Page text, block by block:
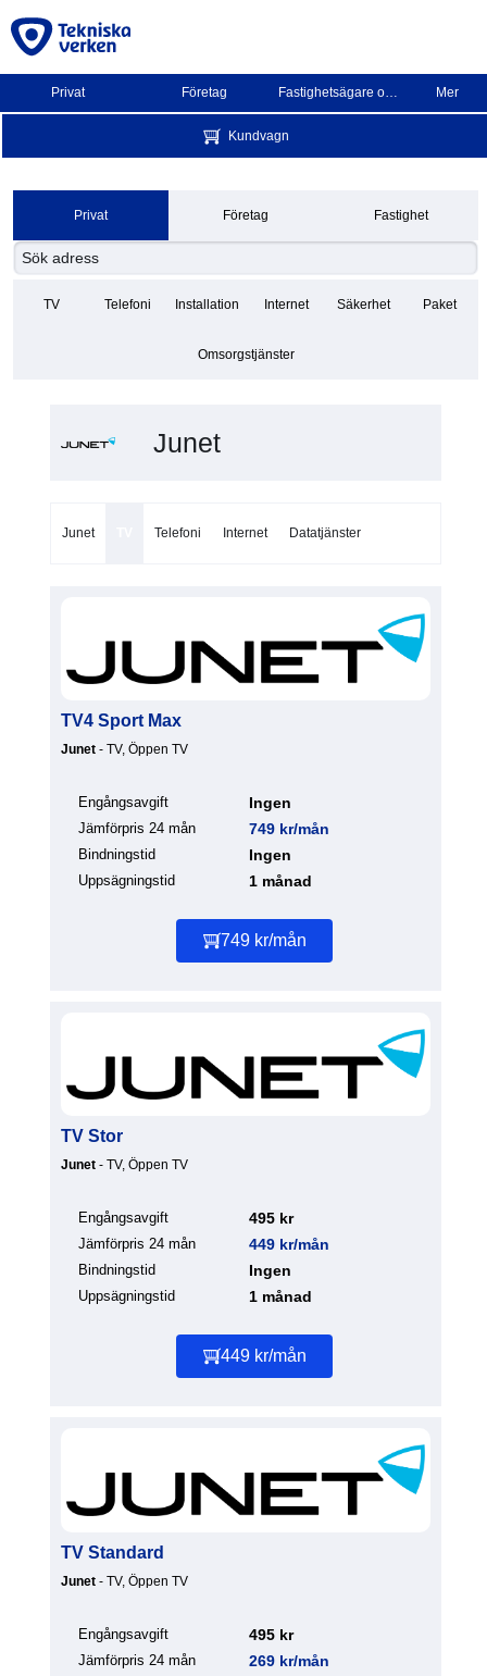
Privat Företag Fastighetsägare och BRF Mer
Kundvagn
Privat Företag Fastighet
TV Telefoni Installation Internet Säkerhet Paket
Omsorgstjänster
Junet
Junet Telefoni Internet Datatjänster
TV4 Sport Max
Junet - TV, Öppen TV
Engångsavgift Ingen
Jämförpris 24 mån 749 kr/mån
Bindningstid Ingen
Uppsägningstid 1 månad
749 kr/mån
TV Stor
Junet - TV, Öppen TV
Engångsavgift 495 kr
Jämförpris 24 mån 449 kr/mån
Bindningstid Ingen
Uppsägningstid 1 månad
449 kr/mån
TV Standard
Junet - TV, Öppen TV
Engångsavgift 495 kr
Jämförpris 24 mån 269 kr/mån